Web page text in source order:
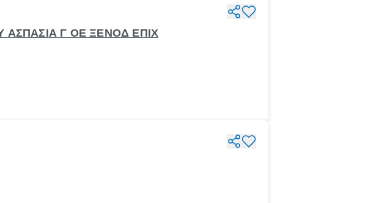
ΑΣΠΑΣΙΑ Γ ΟΕ ΞΕΝΟΔ ΕΠΙΧ